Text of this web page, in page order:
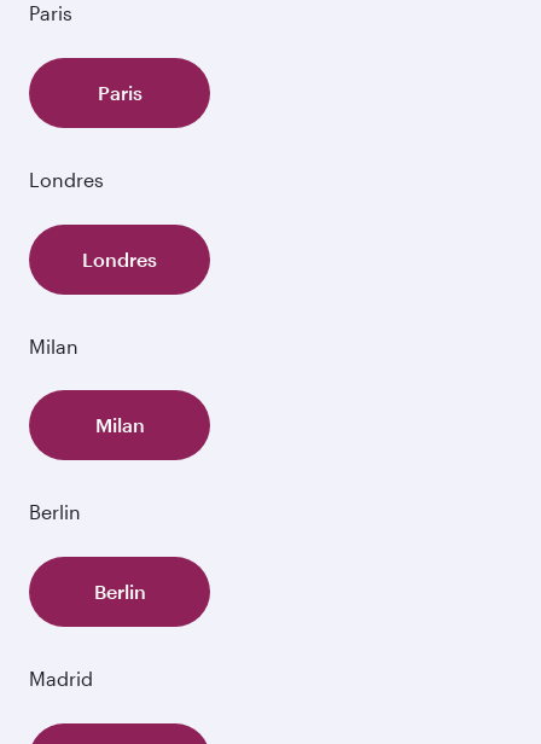
Paris
Paris
Londres
Londres
Milan
Milan
Berlin
Berlin
Madrid